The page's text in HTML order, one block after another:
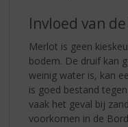
Invloed van
Merlot is geen
bodem. De druif kan
weinig water is, kan
is goed bestand
vaak het geval bij
voorkomen in de